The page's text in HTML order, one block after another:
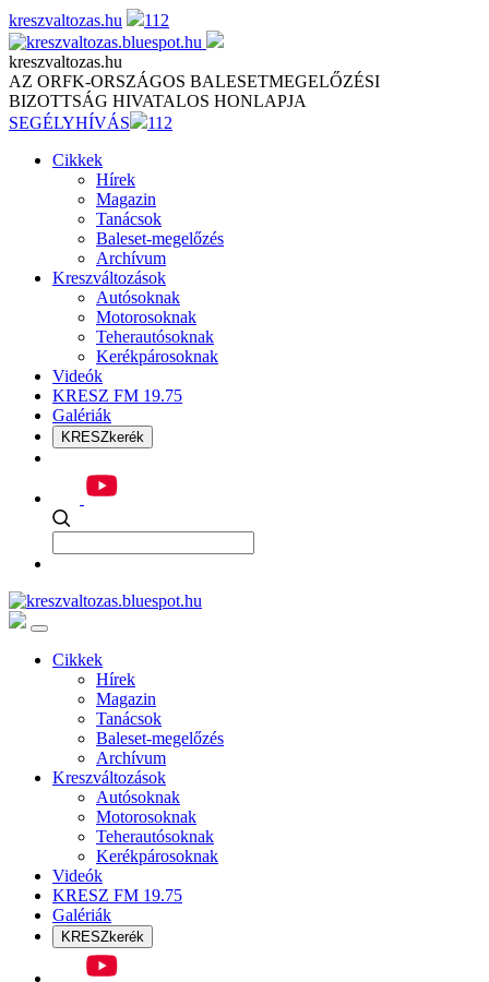
Skip
to
content
kreszvaltozas.hu 112
kreszvaltozas.hu
AZ ORFK-ORSZÁGOS BALESETMEGELŐZÉSI
BIZOTTSÁG HIVATALOS HONLAPJA
SEGÉLYHÍVÁS
112
Cikkek
Hírek
Magazin
Tanácsok
Baleset-megelőzés
Archívum
Kreszváltozások
Autósoknak
Motorosoknak
Teherautósoknak
Kerékpárosoknak
Videók
KRESZ FM 19.75
Galériák
KRESZkerék
Cikkek
Hírek
Magazin
Tanácsok
Baleset-megelőzés
Archívum
Kreszváltozások
Autósoknak
Motorosoknak
Teherautósoknak
Kerékpárosoknak
Videók
KRESZ FM 19.75
Galériák
KRESZkerék